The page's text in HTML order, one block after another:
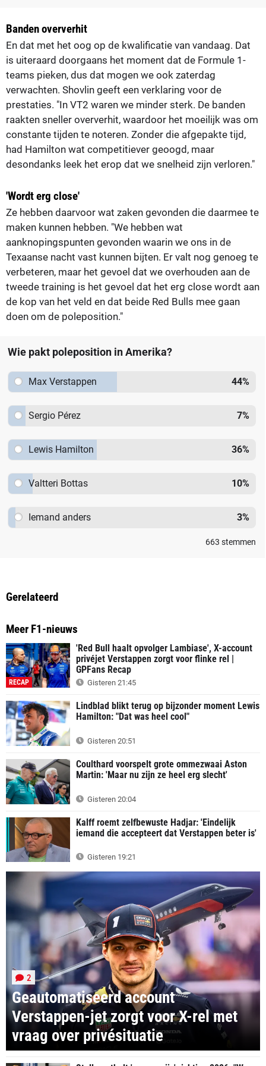
Banden oververhit
En dat met het oog op de kwalificatie van vandaag. Dat
is uiteraard doorgaans het moment dat de Formule 1-
teams pieken, dus dat mogen we ook zaterdag
verwachten. Shovlin geeft een verklaring voor de
prestaties. "In VT2 waren we minder sterk. De banden
raakten sneller oververhit, waardoor het moeilijk was om
constante tijden te noteren. Zonder die afgepakte tijd,
had Hamilton wat competitiever geoogd, maar
desondanks leek het erop dat we snelheid zijn verloren."
'Wordt erg close'
Ze hebben daarvoor wat zaken gevonden die daarmee te
maken kunnen hebben. "We hebben wat
aanknopingspunten gevonden waarin we ons in de
Texaanse nacht vast kunnen bijten. Er valt nog genoeg te
verbeteren, maar het gevoel dat we overhouden aan de
tweede training is het gevoel dat het erg close wordt aan
de kop van het veld en dat beide Red Bulls mee gaan
doen om de poleposition."
Wie pakt poleposition in Amerika?
Max Verstappen 44%
Sergio Pérez 7%
Lewis Hamilton 36%
Valtteri Bottas 10%
Iemand anders 3%
663 stemmen
Gerelateerd
Meer F1-nieuws
RECAP
'Red Bull haalt opvolger Lambiase', X-account
privéjet Verstappen zorgt voor flinke rel |
GPFans Recap
Gisteren 21:45
Lindblad blikt terug op bijzonder moment Lewis
Hamilton: "Dat was heel cool"
Gisteren 20:51
Coulthard voorspelt grote ommezwaai Aston
Martin: 'Maar nu zijn ze heel erg slecht'
Gisteren 20:04
Kalff roemt zelfbewuste Hadjar: 'Eindelijk
iemand die accepteert dat Verstappen beter is'
Gisteren 19:21
Geautomatiseerd account
Verstappen-jet zorgt voor X-rel met
vraag over privésituatie
2